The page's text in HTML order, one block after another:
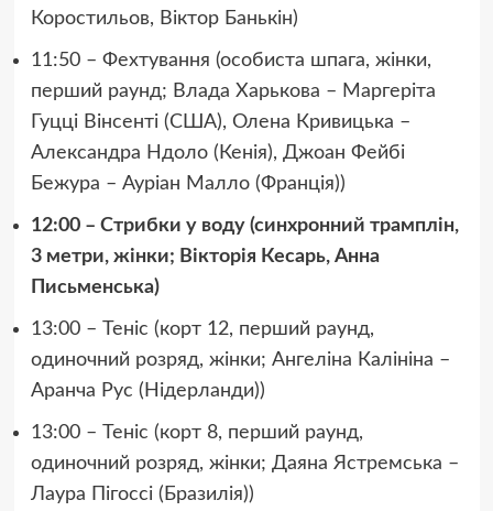
Коростильов, Віктор Банькін)
11:50 – Фехтування (особиста шпага, жінки,
перший раунд; Влада Харькова – Маргеріта
Гуцці Вінсенті (США), Олена Кривицька –
Александра Ндоло (Кенія), Джоан Фейбі
Бежура – Ауріан Малло (Франція))
12:00 – Стрибки у воду (синхронний трамплін,
3 метри, жінки; Вікторія Кесарь, Анна
Письменська)
13:00 – Теніс (корт 12, перший раунд,
одиночний розряд, жінки; Ангеліна Калініна –
Аранча Рус (Нідерланди))
13:00 – Теніс (корт 8, перший раунд,
одиночний розряд, жінки; Даяна Ястремська –
Лаура Пігоссі (Бразилія))